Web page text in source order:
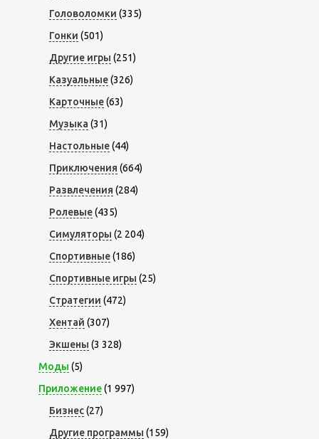
Головоломки (335)
Гонки (501)
Другие игры (251)
Казуальные(326)
Карточные(63)
Музыка (31)
Настольные(44)
Приключения (664)
Развлечения (284)
Ролевые(435)
Симуляторы (2 204)
Спортивные(186)
Спортивные игры (25)
Стратегии (472)
Хентай (307)
Экшены (3 328)
Моды (5)
Приложение(1 997)
Бизнес(27)
Другие программы (159)